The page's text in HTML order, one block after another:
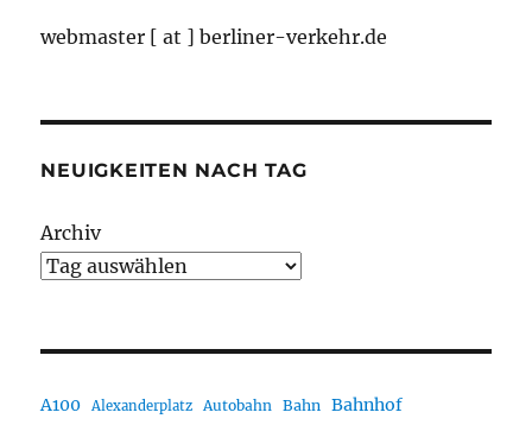
webmaster [ at ] berliner-verkehr.de
NEUIGKEITEN NACH TAG
Archiv
A100 Alexanderplatz Autobahn Bahn Bahnhof